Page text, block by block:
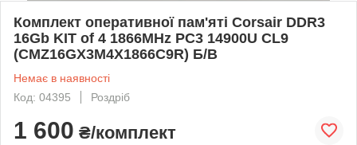
Комплект оперативної пам'яті Corsair DDR3
16Gb KIT of 4 1866MHz PC3 14900U CL9
(CMZ16GX3M4X1866C9R) Б/В
Немає в наявності
Код: 04395
Роздріб
1 600 ₴/комплект